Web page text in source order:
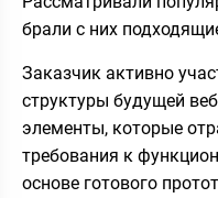
брали с них
Заказчик активно
структуры будущей
элементы, которые
требования к
основе готового